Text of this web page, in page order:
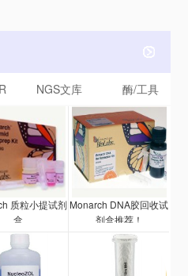
NGS文库 酶/工具
质粒小提试剂
盒
Monarch DNA胶回收试
剂盒推荐！